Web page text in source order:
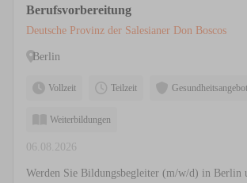
Berufsvorbereitung
Deutsche Provinz der Salesianer Don Boscos
Berlin
Vollzeit Teilzeit
Weiterbildungen
06.08.2026
Werden Sie Bildungsbegleiter (m/w/d) in Berlin